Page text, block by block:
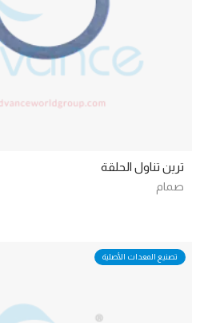
ترين تناول الحلقة
صمام
تصنيع المعدات الأصلية